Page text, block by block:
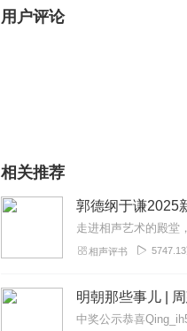
用户评论
相关推荐
郭德纲于谦2025
相声评书
明朝那些事儿 |